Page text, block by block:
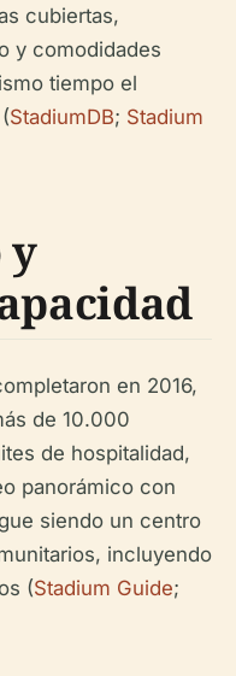
cubiertas,
y comodidades
tiempo el
StadiumDB; Stadium
y
en 2016,
de 10.000
de hospitalidad,
panorámico con
siendo un centro
incluyendo
(Stadium Guide;